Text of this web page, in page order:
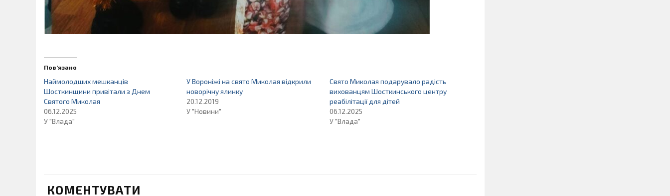
Пов’язано
Наймолодших мешканців
Шосткинщини привітали з Днем
Святого Миколая
06.12.2025
У "Влада"
У Вороніжі на свято Миколая відкрили
новорічну ялинку
20.12.2019
У "Новини"
Свято Миколая подарувало радість
вихованцям Шосткинського центру
реабілітації для дітей
06.12.2025
У "Влада"
КОМЕНТУВАТИ